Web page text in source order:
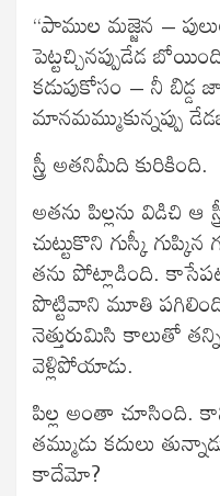
“పాముల మజ్జెన –
పెట్టచ్చినప్పుడేడ
కడుపుకోసం – నీ బిడ్డ
మానమమ్ముకున్నప్పు
స్త్రీ అతనిమీది కురికింది.
అతను పిల్లను విడిచి ఆ
చుట్టుకొని గుస్కీ గుప్కిన
తను పోట్లాడింది.
పొట్టివాని మూతి
నెత్తురుమిసి కాలుతో
వెళ్లిపోయాడు.
పిల్ల అంతా చూసింది.
తమ్ముడు కదులు
కాదేమో?